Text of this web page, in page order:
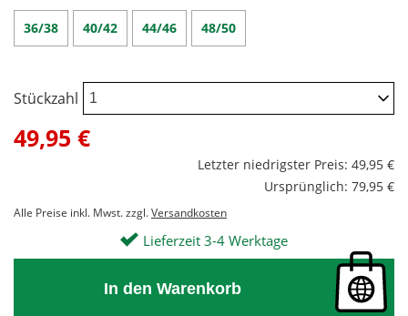
36/38 40/42 44/46 48/50
Stückzahl
49,95 €
Letzter niedrigster Preis: 49,95 €
Ursprünglich: 79,95 €
Alle Preise inkl. Mwst. zzgl.Versandkosten
Lieferzeit 3-4 Werktage
In den Warenkorb